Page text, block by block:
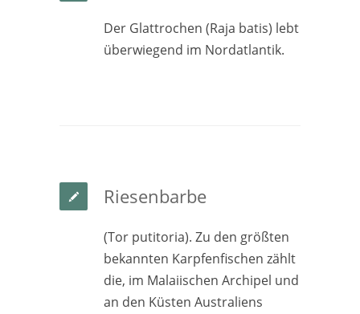
Der Glattrochen (Raja batis) lebt
überwiegend im Nordatlantik.
Riesenbarbe
(Tor putitoria). Zu den größten
bekannten Karpfenfischen zählt
die, im Malaiischen Archipel und
an den Küsten Australiens